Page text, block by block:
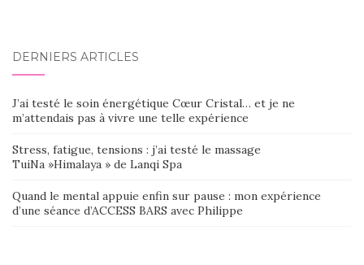
DERNIERS ARTICLES
J’ai testé le soin énergétique Cœur Cristal… et je ne
m’attendais pas à vivre une telle expérience
Stress, fatigue, tensions : j’ai testé le massage
TuiNa »Himalaya » de Lanqi Spa
Quand le mental appuie enfin sur pause : mon expérience
d’une séance d’ACCESS BARS avec Philippe